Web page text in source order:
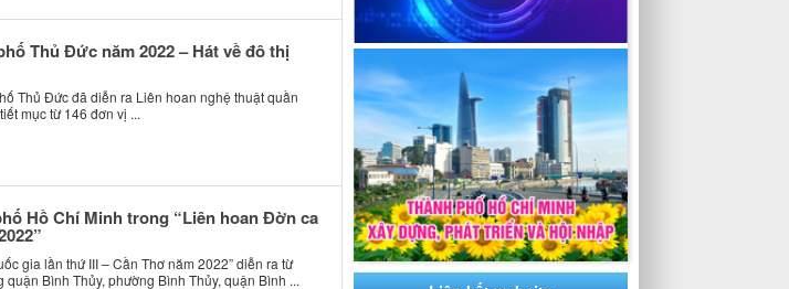
Thủ Đức năm 2022 – Hát về đô thị
Thủ Đức đã diễn ra Liên hoan nghệ thuật quần
mục từ 146 đơn vị ...
Hồ Chí Minh trong “Liên hoan Đờn ca
gia lần thứ III – Cần Thơ năm 2022” diễn ra từ
Bình Thủy, phường Bình Thủy, quận Bình ...